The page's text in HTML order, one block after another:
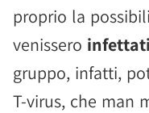
proprio la
venissero infettati
gruppo, infatti,
T-virus, che man